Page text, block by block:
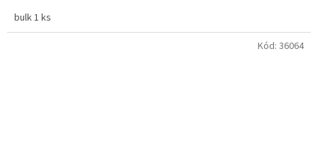
bulk 1 ks
Kód: 36064